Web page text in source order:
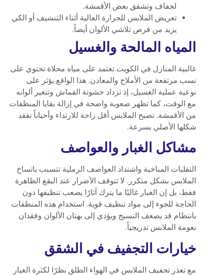
لجفاف وتشقق بعض الأقمشة.
تعريض الملابس للحرارة العالية أثناء التنشيف أو الكي
يزيد من فرص تلاشي الألوان أيضاً.
المياه المالحة والغسيل
غالبية المنازل في الكويت تعتمد على مياه محلاة تحتوي على
نسب مرتفعة من الأملاح والمعادن. هذا الواقع يؤثر على
نوعية عملية الغسيل، إذ تزداد خشونة القماش وتتغير ألوانه
مع الوقت، كما تظهر صعوبة واضحة في إزالة بقايا المنظفات
من الأقمشة. تصبح الملابس أقل راحة للارتداء وأحياناً تفقد
شكلها الأصلي بسرعة.
مشاكل الغبار والعواصف
التقلبات المناخية واشتداد العواصف الرملية تتسبب باتساخ
الملابس بشكل متكرر. لا تتوقف الأضرار عند البقع الظاهرة
فقط، بل إن الغبار غالبًا ما يترك آثارًا يصعب تنظيفها دون
الحاجة للجوء إلى مواد تنظيف قوية. استخدام هذه المنظفات
بانتظام قد يضعف النسيج ويؤدي إلى بهتان الألوان وفقدان
نعومة الملابس تدريجياً.
خيارات التجفيف في الشقق
مع تعذر تجفيف الملابس في الهواء الطلق نظرًا لكثرة الغبار